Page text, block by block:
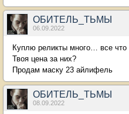
ОБИТЕЛЬ_ТЬМЫ
06.09.2022
Куплю реликты много… все что
Твоя цена за них?
Продам маску 23 айлифель
ОБИТЕЛЬ_ТЬМЫ
08.09.2022